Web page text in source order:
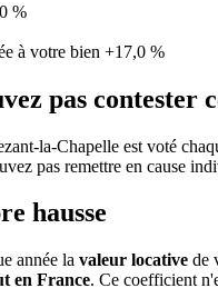
%
à votre bien +17,0 %
pas contester
la-Chapelle est voté
pas remettre en cause
hausse
année la valeur locative de
en France. Ce coefficient